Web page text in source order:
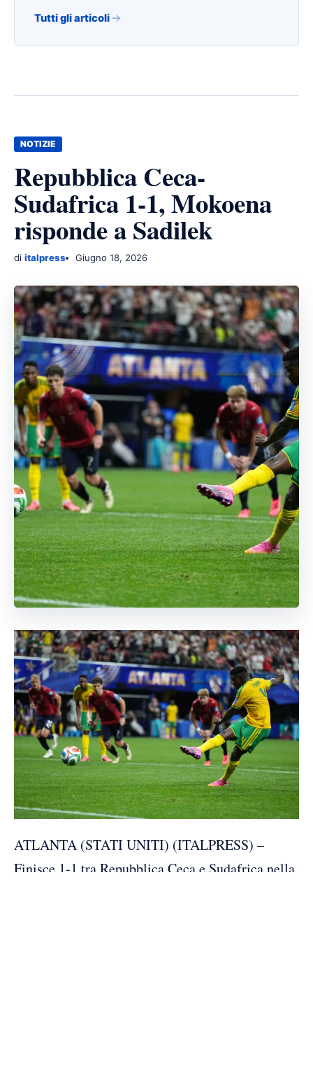
Tutti gli articoli
NOTIZIE
Repubblica Ceca-
Sudafrica 1-1, Mokoena
risponde a Sadilek
di italpress Giugno 18, 2026
ATLANTA (STATI UNITI) (ITALPRESS) –
Finisce 1-1 tra Repubblica Ceca e Sudafrica nella